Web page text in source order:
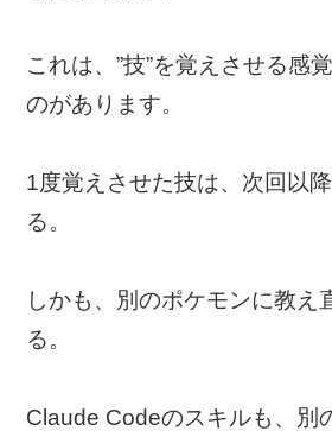
これは、”技”を覚えさせる感
のがあります。
1度覚えさせた技は、次回以
る。
しかも、別のポケモンに教え
る。
Claude Codeのスキルも、別